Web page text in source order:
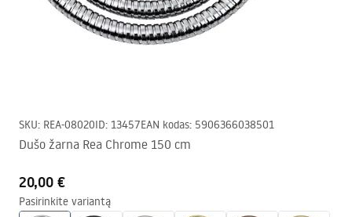
SKU: REA-08020ID: 13457EAN kodas: 5906366038501
Dušo žarna Rea Chrome 150 cm
20,00 €
Pasirinkite variantą